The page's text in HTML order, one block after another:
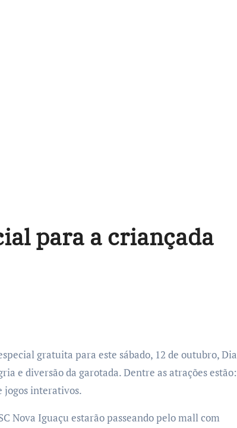
para a criançada
e diversão da garotada. Dentre as atrações estão:
jogos interativos.
Nova Iguaçu estarão passeando pelo mall com